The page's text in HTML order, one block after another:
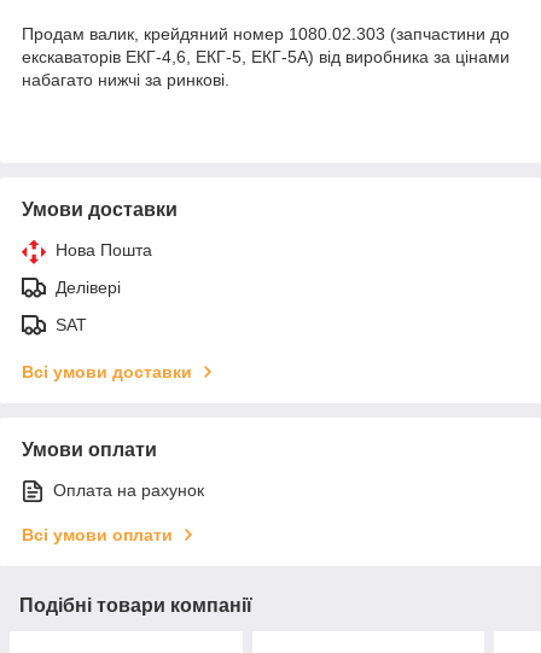
Продам валик, крейдяний номер 1080.02.303 (запчастини до
екскаваторів ЕКГ-4,6, ЕКГ-5, ЕКГ-5А) від виробника за цінами
набагато нижчі за ринкові.
Умови доставки
Нова Пошта
Делівері
SAT
Всі умови доставки
Умови оплати
Оплата на рахунок
Всі умови оплати
Подібні товари компанії